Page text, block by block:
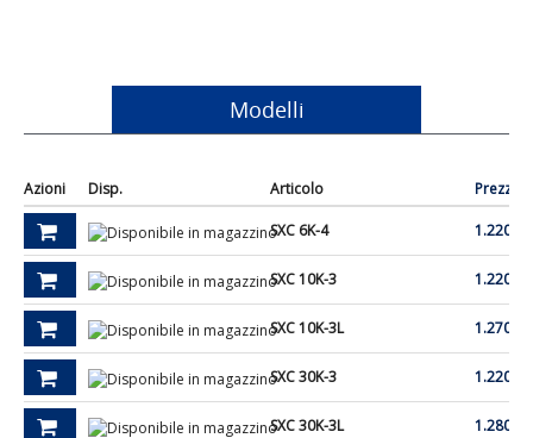
Modelli
Azioni Disp. Articolo Prezzo
SXC 6K-4
SXC 10K-3
SXC 10K-3L
SXC 30K-3
SXC 30K-3L